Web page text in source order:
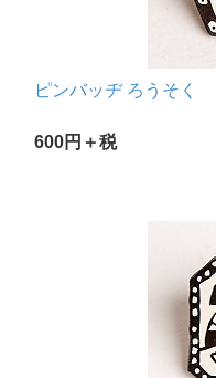
ピンバッヂ ろうそく
600円＋税